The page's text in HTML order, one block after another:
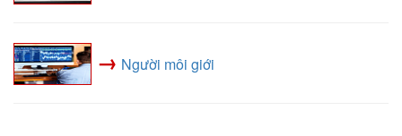
→ Người môi giới